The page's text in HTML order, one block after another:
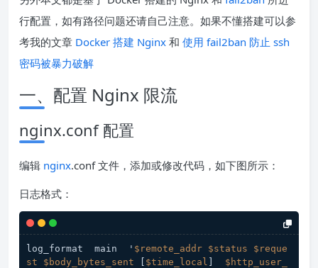
行配置，如有路径问题还请自己注意。如果不懂搭建可以参
考我的文章 Docker 搭建 Nginx 和 使用 fail2ban 防止 ssh
密码被暴力破解
一、配置 Nginx 限流
nginx.conf 配置
编辑 nginx.conf 文件，添加或修改代码，如下图所示：
日志格式：
log_format  main  ' $remote_addr $status
$reque
st
$body_bytes_sent $time_local
$http_user_